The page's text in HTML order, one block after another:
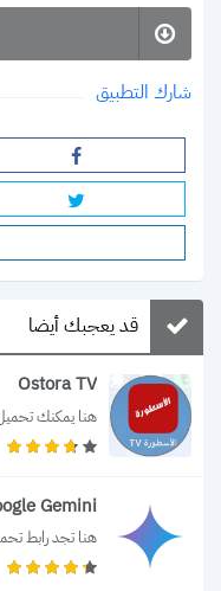
شارك التطبيق
قد يعجبك أيضا
Ostora TV
هنا يمكنك
Gemini
هنا تجد رابط